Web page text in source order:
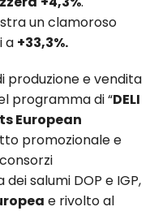
un clamoroso
a +33,3%.
produzione e vendita
programma di “DELI
European
promozionale e
salumi DOP e IGP,
e rivolto al